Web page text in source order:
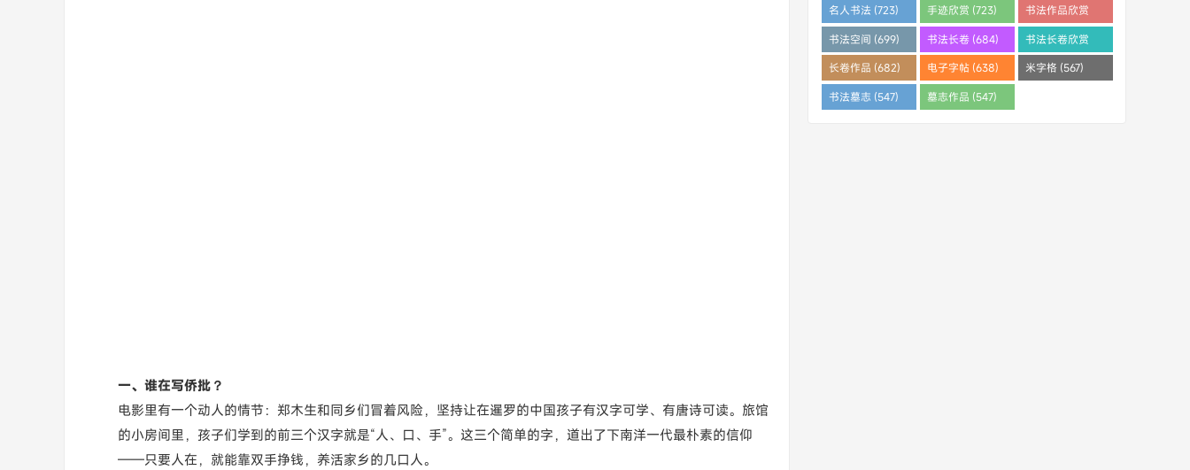
一、谁在写侨批？
电影里有一个动人的情节：郑木生和同乡们冒着风险，坚持让在暹罗的中国孩子有汉字可学、有唐诗可读。旅馆
的小房间里，孩子们学到的前三个汉字就是“人、口、手”。这三个简单的字，道出了下南洋一代最朴素的信仰
——只要人在，就能靠双手挣钱，养活家乡的几口人。
(784)
名人书法 (723) 手迹欣赏 (723)
书法作品欣赏
(710)
书法空间 (699) 书法长卷 (684)
书法长卷欣赏
(682)
长卷作品 (682) 电子字帖 (638) 米字格 (567)
书法墓志 (547) 墓志作品 (547)